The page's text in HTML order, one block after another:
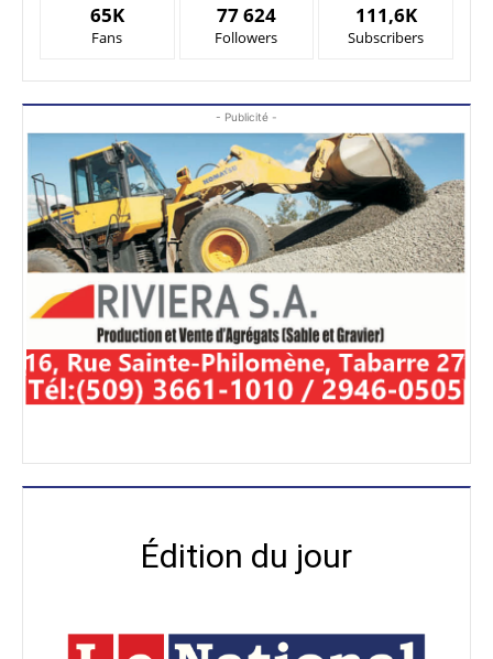
65K
Fans
77 624
Followers
111,6K
Subscribers
- Publicité -
Édition du jour